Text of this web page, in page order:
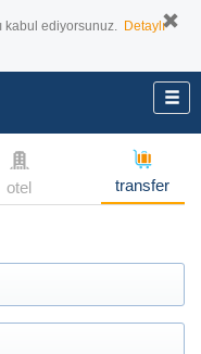
kabul ediyorsunuz. Detaylı
otel transfer